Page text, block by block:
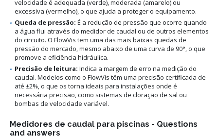
velocidade é adequada (verde), moderada (amarelo) ou
excessiva (vermelho), o que ajuda a proteger o equipamento.
Queda de pressão: É a redução de pressão que ocorre quando
a água flui através do medidor de caudal ou de outros elementos
do circuito. O FlowVis tem uma das mais baixas quedas de
pressão do mercado, mesmo abaixo de uma curva de 90°, o que
promove a eficiência hidráulica.
Precisão de leitura: Indica a margem de erro na medição do
caudal. Modelos como o FlowVis têm uma precisão certificada de
até ±2%, o que os torna ideais para instalações onde é
necessária precisão, como sistemas de cloração de sal ou
bombas de velocidade variável.
Medidores de caudal para piscinas - Questions
and answers